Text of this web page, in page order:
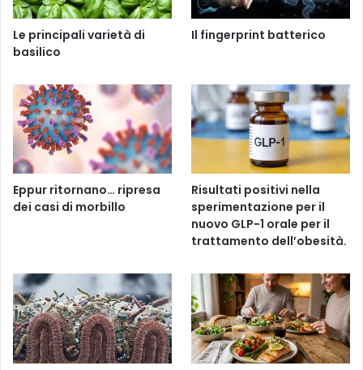
Le principali varietà di
basilico
Il fingerprint batterico
Eppur ritornano… ripresa
dei casi di morbillo
Risultati positivi nella
sperimentazione per il
nuovo GLP-1 orale per il
trattamento dell’obesità.